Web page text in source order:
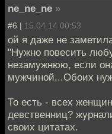
ne_ne_ne »
#6 | 15.04.14 00:53
ой я даже не
"Нужно повесить
незамужнюю, если
мужчиной...Обоих
То есть - всех
девственниц?
своих цитатах.